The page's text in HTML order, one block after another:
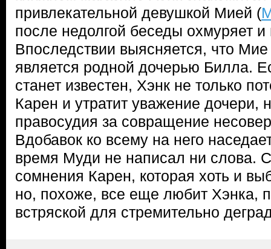
привлекательной девушкой Мией (
после недолгой беседы охмуряет и
Впоследствии выясняется, что
является родной дочерью Билла.
станет известен, Хэнк не только
Карен и утратит уважение дочери,
правосудия за совращение
Вдобавок ко всему на него
время Муди не написал ни слова.
сомнения Карен, которая хоть и
но, похоже, все еще любит Хэнка,
встряской для стремительно